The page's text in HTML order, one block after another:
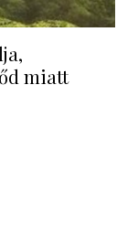
miatt